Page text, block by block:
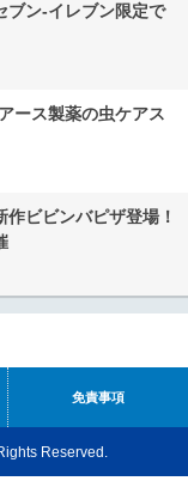
ン‐イレブン限定で
ース製薬の虫ケアス
ビビンバピザ登場！
免責事項
Reserved.